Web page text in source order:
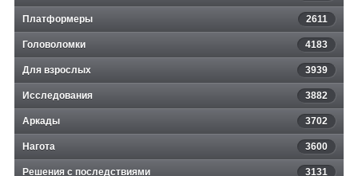
Платформеры 2611
Головоломки 4183
Для взрослых 3939
Исследования 3882
Аркады 3702
Нагота 3600
Решения с последствиями 3131